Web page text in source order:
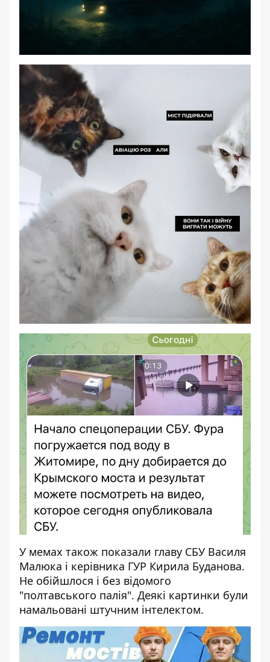
У мемах також показали главу СБУ Василя
Малюка і керівника ГУР Кирила Буданова.
Не обійшлося і без відомого
"полтавського палія". Деякі картинки були
намальовані штучним інтелектом.